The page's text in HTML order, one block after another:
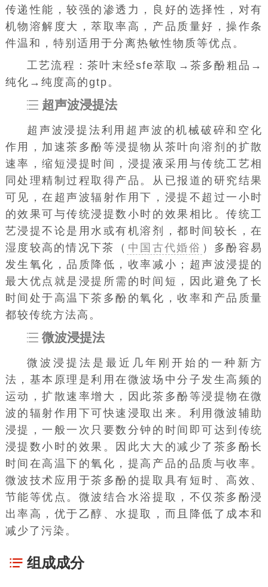
传递性能，较强的渗透力，良好的选择性，对有
机物溶解度大，萃取率高，产品质量好，操作条
件温和，特别适用于分离热敏性物质等优点。
工艺流程：茶叶末经sfe萃取→茶多酚粗品→
纯化→纯度高的gtp。
超声波浸提法
超声波浸提法利用超声波的机械破碎和空化
作用，加速茶多酚等浸提物从茶叶向溶剂的扩散
速率，缩短浸提时间，浸提液采用与传统工艺相
同处理精制过程取得产品。从已报道的研究结果
可见，在超声波辐射作用下，浸提不超过一小时
的效果可与传统浸提数小时的效果相比。传统工
艺浸提不论是用水或有机溶剂，都时间较长，在
湿度较高的情况下茶（ 中国古代婚俗 ）多酚容易
发生氧化，品质降低，收率减小；超声波浸提的
最大优点就是浸提所需的时间短，因此避免了长
时间处于高温下茶多酚的氧化，收率和产品质量
都较传统方法高。
微波浸提法
微波浸提法是最近几年刚开始的一种新方
法，基本原理是利用在微波场中分子发生高频的
运动，扩散速率增大，因此茶多酚等浸提物在微
波的辐射作用下可快速浸取出来。利用微波辅助
浸提，一般一次只要数分钟的时间即可达到传统
浸提数小时的效果。因此大大的减少了茶多酚长
时间在高温下的氧化，提高产品的品质与收率。
微波技术应用于茶多酚的提取具有短时、高效、
节能等优点。微波结合水浴提取，不仅茶多酚浸
出率高，优于乙醇、水提取，而且降低了成本和
减少了污染。
组成成分